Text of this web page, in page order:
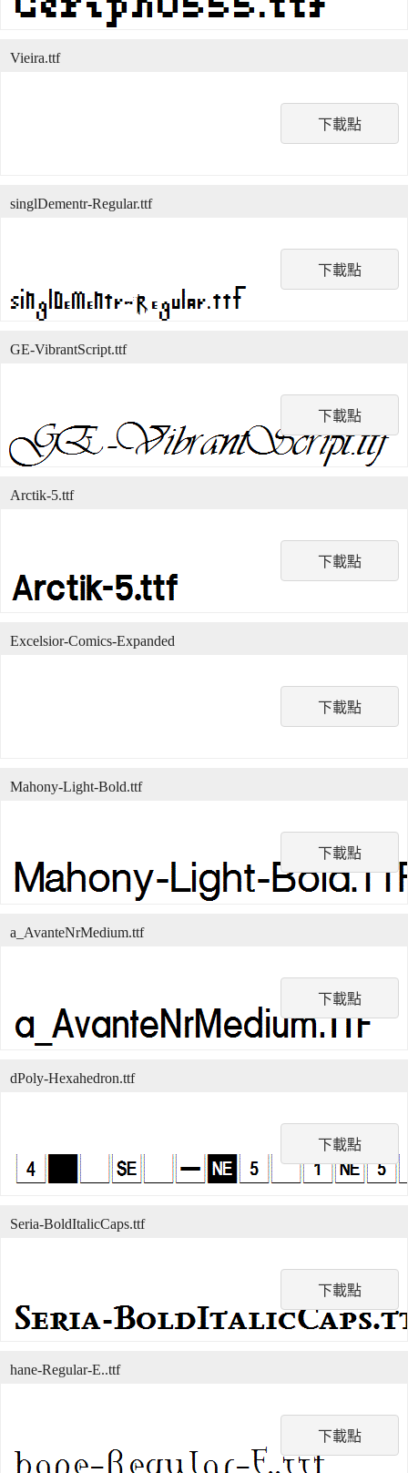
下載點
Vieira.ttf
下載點
singlDementr-Regular.ttf
下載點
GE-VibrantScript.ttf
下載點
Arctik-5.ttf
下載點
Excelsior-Comics-Expanded
下載點
Mahony-Light-Bold.ttf
下載點
a_AvanteNrMedium.ttf
下載點
dPoly-Hexahedron.ttf
下載點
Seria-BoldItalicCaps.ttf
下載點
hane-Regular-E..ttf